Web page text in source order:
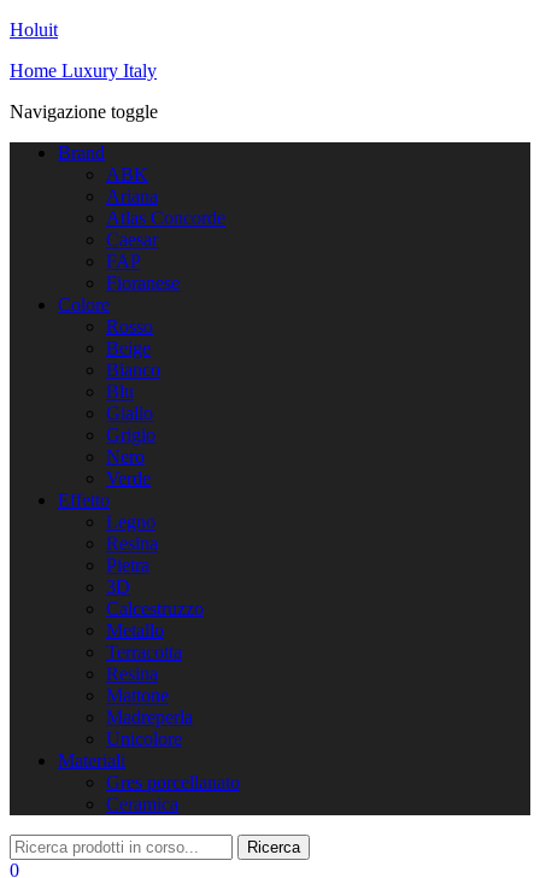
Holuit
Home Luxury Italy
Navigazione toggle
Brand
ABK
Ariana
Atlas Concorde
Caesar
FAP
Fioranese
Colore
Rosso
Beige
Bianco
Blu
Giallo
Grigio
Nero
Verde
Effetto
Legno
Resina
Pietra
3D
Calcestruzzo
Metallo
Terracotta
Resina
Mattone
Madreperla
Unicolore
Materiali
Gres porcellanato
Ceramica
0